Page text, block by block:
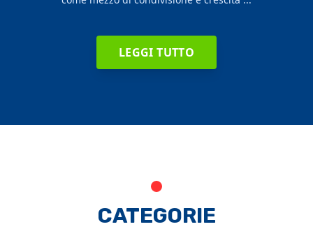
LEGGI TUTTO
CATEGORIE